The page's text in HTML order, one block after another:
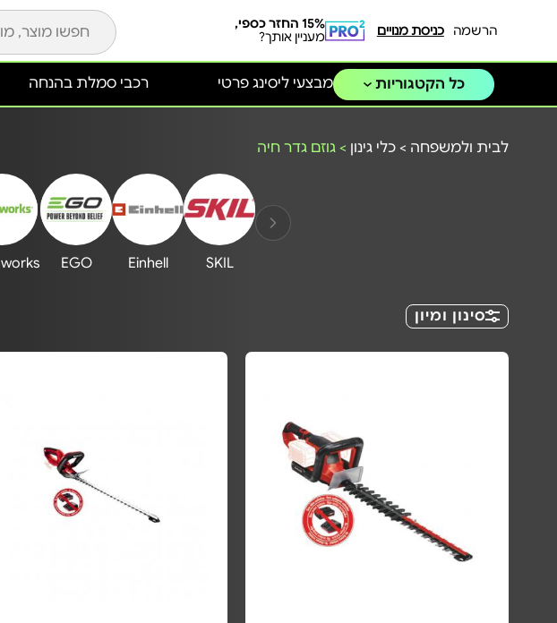
הרשמה כניסת מנויים
15% החזר כספי,
מעניין אותך?
כל הקטגוריות מבצעי ליסינג פרטי רכבי סמלת בהנחה
לבית ולמשפחה > כלי גינון > גוזם גדר חיה
SKIL
Einhell
EGO
סינון ומיון